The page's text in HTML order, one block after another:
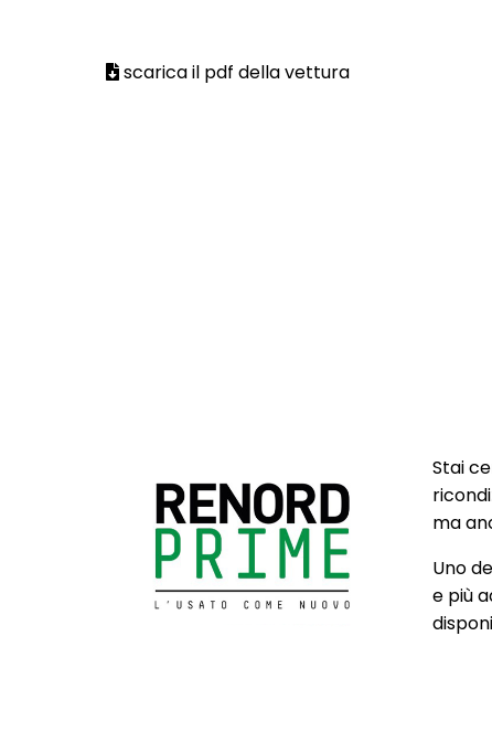
scarica il pdf della vettura
Stai
ma
Uno
e più